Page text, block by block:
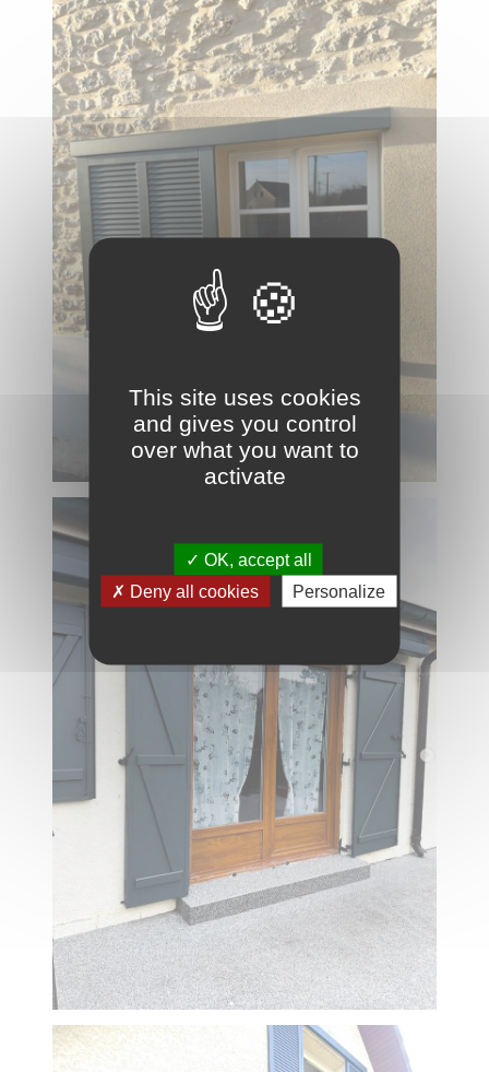
This site uses cookies
and gives you control
over what you want to
activate
OK, accept all
Deny all cookies
Personalize